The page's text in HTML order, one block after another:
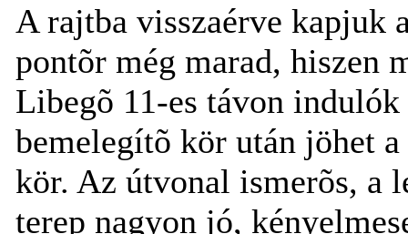
A rajtba visszaérve kapjuk
pontõr még marad, hiszen
Libegõ 11-es távon
bemelegítõ kör után jöhet
kör. Az útvonal ismerõs, a
terep nagyon jó,